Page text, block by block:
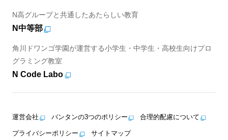
N高グループと共通したあたらしい教育
N中等部
角川ドワンゴ学園が運営する小学生・中学生・高校生向けプロ
グラミング教室
N Code Labo
運営会社 バンタンの3つのポリシー 合理的配慮について
プライバシーポリシー サイトマップ